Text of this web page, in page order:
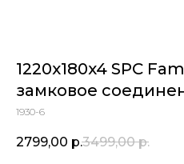
1220x180x4 SPC
замковое
1930-6
2799,00 р.3499,00 р.